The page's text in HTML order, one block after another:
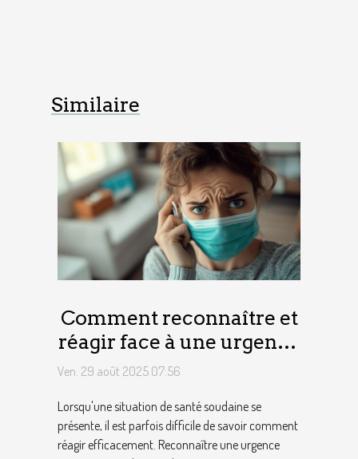
Similaire
Comment reconnaître et
réagir face à une urgence
sanitaire ?
Ven. 29 août 2025 07:56
Lorsqu'une situation de santé soudaine se
présente, il est parfois difficile de savoir comment
réagir efficacement. Reconnaître une urgence